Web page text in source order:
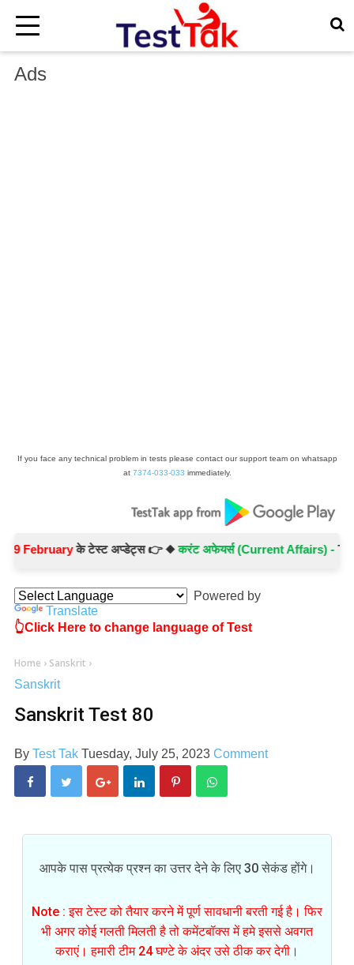
Ads
If you face any technical problem in tests please contact our support team on whatsapp
at 7374-033-033 immediately.
Februaryके टेस्ट अप्डेट्स 👉 ◆करंट अफेयर्स (Current Affairs) -Test
×
Powered by
Translate
👆Click Here to change language of Test
Home › Sanskrit ›
Sanskrit
Sanskrit Test 80
By Test Tak Tuesday, July 25, 2023 Comment
आपके पास प्रत्येक प्रश्न का उत्तर देने के लिए 30 सेकंड होंगे।
Note : इस टेस्ट को तैयार करने में पूर्ण सावधानी बरती गई है। फिर
भी अगर कोई गलती मिलती है तो कमेंटबॉक्स में हमे इससे अवगत
कराएं। हमारी टीम 24 घण्टे के अंदर उसे ठीक कर देगी।